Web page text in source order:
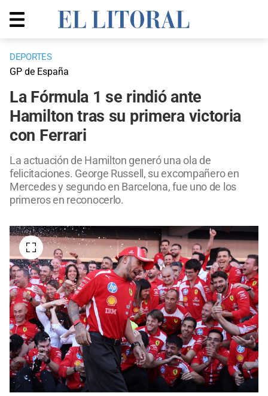
DEPORTES
GP de España
La Fórmula 1 se rindió ante
Hamilton tras su primera victoria
con Ferrari
La actuación de Hamilton generó una ola de
felicitaciones. George Russell, su excompañero en
Mercedes y segundo en Barcelona, fue uno de los
primeros en reconocerlo.